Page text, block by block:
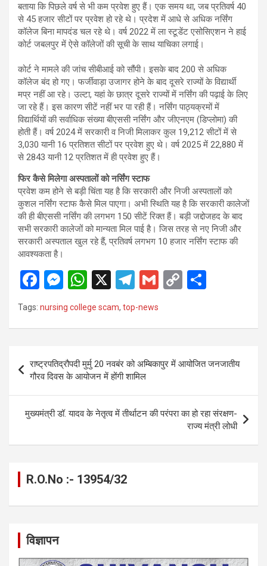
बताया कि पिछले वर्ष से भी कम प्रवेश हुए हैं। एक समय था, जब प्रतिवर्ष 40
से 45 हजार सीटों पर प्रवेश हो रहे थे। प्रदेश में आधे से अधिक नर्सिंग
कॉलेज बिना मापदंड चल रहे थे। वर्ष 2022 में ला स्टूडेंट एसोसिएशन ने हाई
कोर्ट जबलपुर में ऐसे कॉलेजों की सूची के साथ याचिका लगाई।
कोर्ट ने मामले की जांच सीबीआई को सौंपी। इसके बाद 200 से अधिक
कॉलेज बंद हो गए। फर्जीवाड़ा उजागर होने के बाद दूसरे राज्यों के विद्यार्थी
मप्र नहीं आ रहे। उल्टा, यहां के छात्र दूसरे राज्यों में नर्सिंग की पढ़ाई के लिए
जा रहे हैं। इस कारण सीटें नहीं भर पा रही हैं। नर्सिंग पाठ्यक्रमों में
विद्यार्थियों की सर्वाधिक संख्या बीएससी नर्सिंग और जीएनएम (डिप्लोमा) की
होती हैं। वर्ष 2024 में सरकारी व निजी मिलाकर कुल 19,212 सीटों में से
3,030 यानी 16 प्रतिशत सीटों पर प्रवेश हुए थे। वर्ष 2025 में 22,880 में
से 2843 यानी 12 प्रतिशत में ही प्रवेश हुए हैं।
फिर कैसे मिलेगा अस्पतालों को नर्सिंग स्टाफ
प्रवेश कम होने से बड़ी चिंता यह है कि सरकारी और निजी अस्पतालों को
कुशल नर्सिंग स्टाफ कैसे मिल पाएगा। अभी स्थिति यह है कि सरकारी कालेजों
की ही बीएससी नर्सिंग की लगभग 150 सीटें रिक्त हैं। बड़ी जद्दोजहद के बाद
सभी सरकारी कालेजों को मान्यता मिल पाई है। जिस तरह से नए निजी और
सरकारी अस्पताल खुल रहे हैं, प्रतिवर्ष लगभग 10 हजार नर्सिंग स्टाफ की
आवश्यकता है।
F
ce
o
o
k
M
es
se
g
er
W
at
A
p
p
X
T
e
a
m
G
C
n
Tags: nursing college scam, top-news
navigation
राष्ट्रपतिद्रौपदी मुर्मु 20 नवबंर को अम्बिकापुर में आयोजित जनजातीय
गौरव दिवस के आयोजन में होंगी शामिल
मुख्यमंत्री डॉ. यादव के नेतृत्व में तीर्थाटन की परंपरा का हो रहा संरक्षण-
राज्य मंत्री लोधी
R.O.No :- 13954/32
विज्ञापन